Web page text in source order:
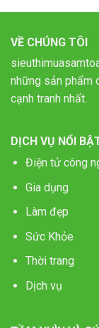
VỀ CHÚNG TÔI
những sản phẩm
cạnh tranh nhất.
DỊCH VỤ NỔI
Điện tử công
Gia dụng
Làm đẹp
Sức Khỏe
Thời trang
Dịch vụ